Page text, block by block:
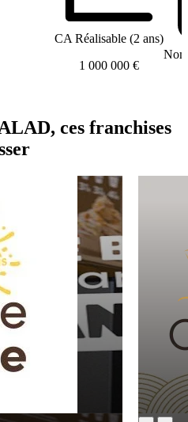
CA Réalisable (2 ans)
1 000 000 €
ces franchises